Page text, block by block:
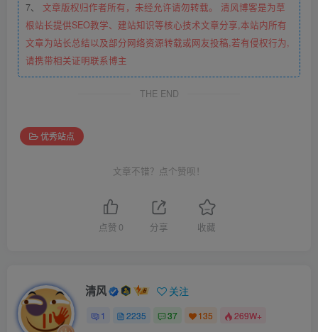
7、 文章版权归作者所有，未经允许请勿转载。 清风博客是为草
根站长提供SEO教学、建站知识等核心技术文章分享,本站内所有
文章为站长总结以及部分网络资源转载或网友投稿,若有侵权行为,
请携带相关证明联系博主
THE END
优秀站点
文章不错？点个赞呗！
点赞 0 分享 收藏
清风 关注
1 2235 37 135 269W+